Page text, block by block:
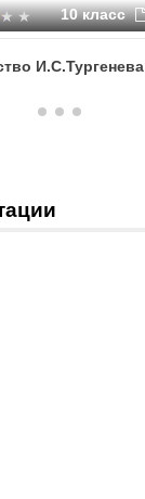
10 класс
И.С.Тургенева